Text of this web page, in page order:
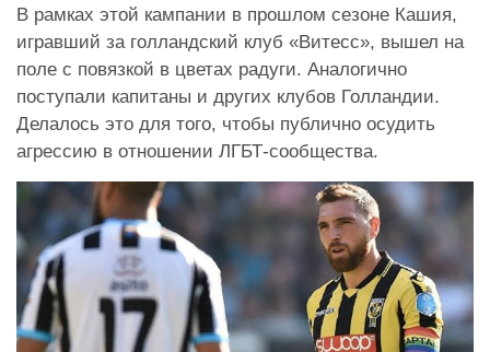
В рамках этой кампании в прошлом сезоне Кашия,
игравший за голландский клуб «Витесс», вышел на
поле с повязкой в цветах радуги. Аналогично
поступали капитаны и других клубов Голландии.
Делалось это для того, чтобы публично осудить
агрессию в отношении ЛГБТ-сообщества.